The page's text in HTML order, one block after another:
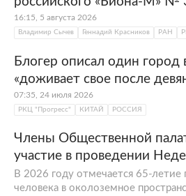
16:15, 5 августа 2026
Владимир Сычев Геннадий Красников РАН
Блогер описал один город
«доживает свое после
07:35, 24 июля 2026
РКЦ "Прогресс" КИТАЙ РОССИЯ
Члены Общественной
участие в проведении
В 2026 году отмечается 65-летие
человека в околоземное